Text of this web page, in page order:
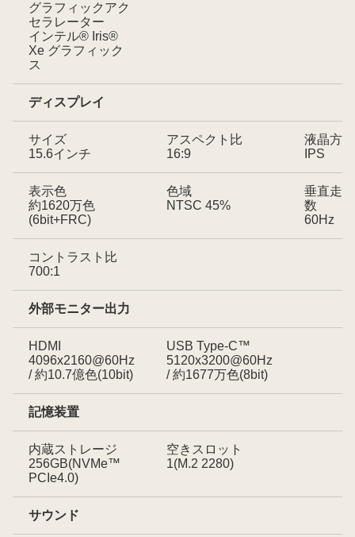
グラフィックアク
セラレーター
インテル® Iris®
Xe グラフィック
ス
ディスプレイ
サイズ
15.6インチ
アスペクト比
16:9
液晶方式
IPS
表示色
約1620万色
(6bit+FRC)
色域
NTSC 45%
垂直走
数
60Hz
コントラスト比
700:1
外部モニター出力
HDMI
4096x2160@60Hz
/ 約10.7億色(10bit)
USB Type-C™
5120x3200@60Hz
/ 約1677万色(8bit)
記憶装置
内蔵ストレージ
256GB(NVMe™
PCIe4.0)
空きスロット
1(M.2 2280)
サウンド